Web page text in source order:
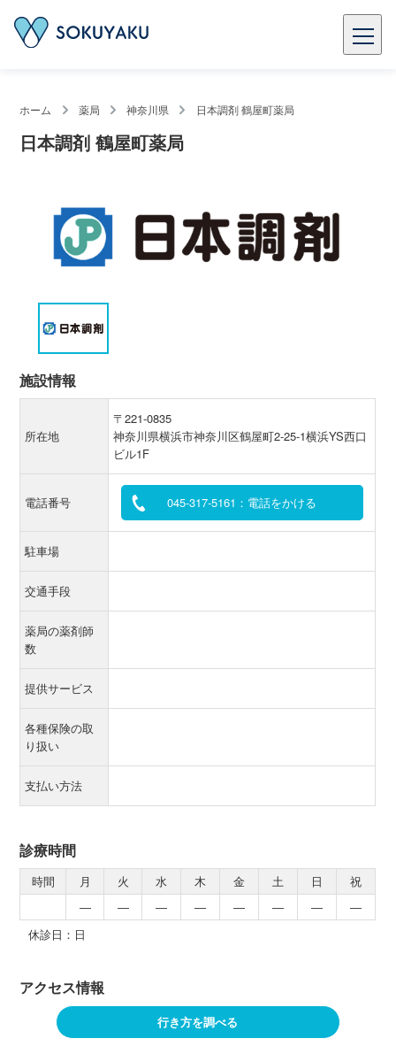
ホーム 薬局 神奈川県 日本調剤 鶴屋町薬局
日本調剤 鶴屋町薬局
施設情報
所在地
〒221-0835
神奈川県横浜市神奈川区鶴屋町2-25-1横浜YS西口
ビル1F
電話番号 045-317-5161：電話をかける
駐車場
交通手段
薬局の薬剤師
数
提供サービス
各種保険の取
り扱い
支払い方法
診療時間
時間 月 火 水 木 金 土 日
祝
―
― ― ― ― ― ―
―
休診日：日
アクセス情報
行き方を調べる